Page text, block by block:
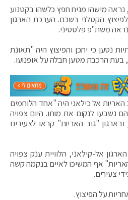
מישהו מניח חפץ כלשהו בקטנוע
הקטלני בשכם. הערכת הארגון
משת"פ פלסטיני.
נטען כי יתכן והפיצוץ היה "תאונת
בעת הרכבת מטען חבלה על אופנועו.
האריות אל כילאני היה "אחד הלוחמים
נשבעו לנקום את מותו. היום צפויה
"גוב האריות" קראו לצעירים
אל-קילאני, הלוויית ענק צפויה
אף המשיכו לאיים בנקמה קשה
צעירים.
על הפיצוץ.